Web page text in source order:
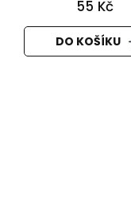
55 Kč
DO KOŠÍKU